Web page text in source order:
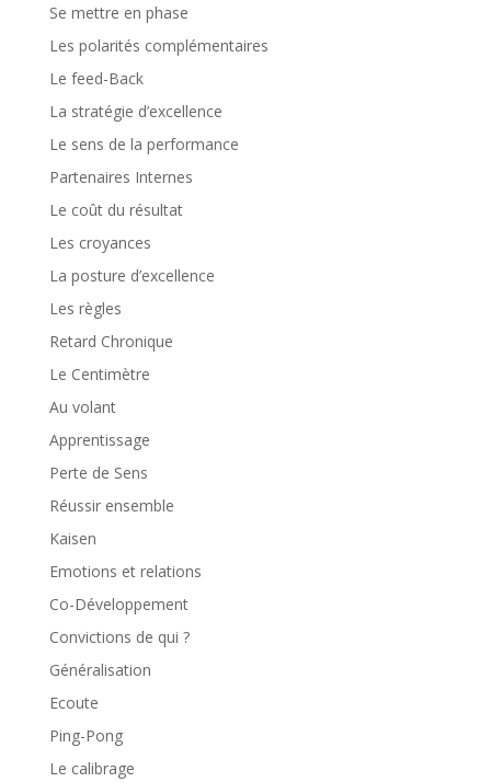
Se mettre en phase
Les polarités complémentaires
Le feed-Back
La stratégie d’excellence
Le sens de la performance
Partenaires Internes
Le coût du résultat
Les croyances
La posture d’excellence
Les règles
Retard Chronique
Le Centimètre
Au volant
Apprentissage
Perte de Sens
Réussir ensemble
Kaisen
Emotions et relations
Co-Développement
Convictions de qui ?
Généralisation
Ecoute
Ping-Pong
Le calibrage